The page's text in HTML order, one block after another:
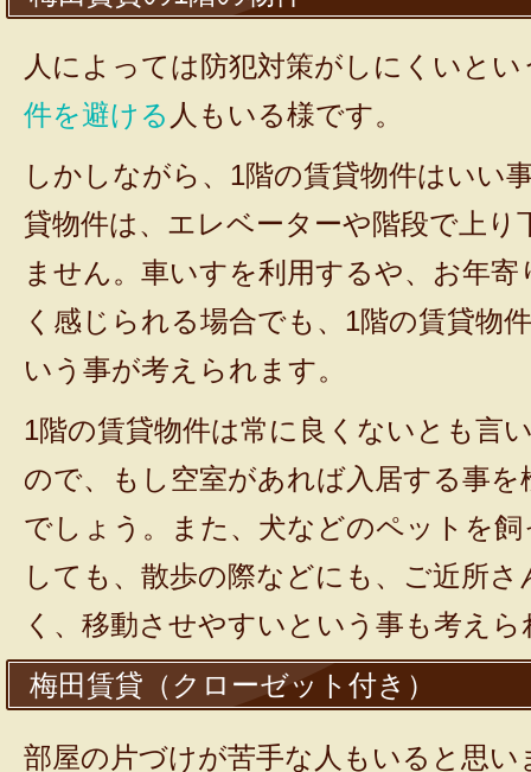
人によっては防犯対策がしにくいと
件を避ける 人もいる様です。
しかしながら、1階の賃貸物件はいい
貸物件は、エレベーターや階段で上
ません。車いすを利用するや、お年
く感じられる場合でも、1階の賃貸物
いう事が考えられます。
1階の賃貸物件は常に良くないとも言
ので、もし空室があれば入居する事
でしょう。また、犬などのペットを
しても、散歩の際などにも、ご近所
く、移動させやすいという事も考え
梅田賃貸（クローゼット付き）
部屋の片づけが苦手な人もいると思